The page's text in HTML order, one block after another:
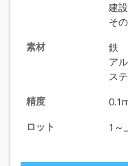
建
そ
素材
鉄
ア
ス
精度
ロット
1～